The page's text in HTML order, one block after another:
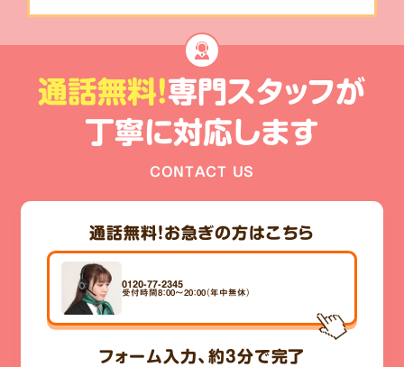
通話無料!専門スタッフが
丁寧に対応します
CONTACT US
通話無料！お急ぎの方はこちら
0120-77-2345
受付時間8：00～20：00（年中無休）
フォーム入力、 約3分で完了